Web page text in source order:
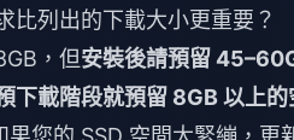
比列出的下載大小更重要？
，但安裝後請預留
下載階段就預留 8GB 以上的